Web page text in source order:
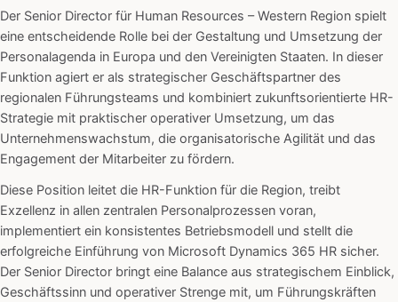
Der Senior Director für Human Resources – Western Region spielt
eine entscheidende Rolle bei der Gestaltung und Umsetzung der
Personalagenda in Europa und den Vereinigten Staaten. In dieser
Funktion agiert er als strategischer Geschäftspartner des
regionalen Führungsteams und kombiniert zukunftsorientierte HR-
Strategie mit praktischer operativer Umsetzung, um das
Unternehmenswachstum, die organisatorische Agilität und das
Engagement der Mitarbeiter zu fördern.
Diese Position leitet die HR-Funktion für die Region, treibt
Exzellenz in allen zentralen Personalprozessen voran,
implementiert ein konsistentes Betriebsmodell und stellt die
erfolgreiche Einführung von Microsoft Dynamics 365 HR sicher.
Der Senior Director bringt eine Balance aus strategischem Einblick,
Geschäftssinn und operativer Strenge mit, um Führungskräften